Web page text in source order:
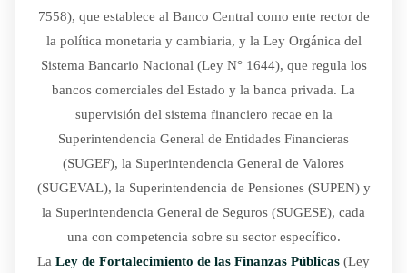
7558), que establece al Banco Central como ente rector de
la política monetaria y cambiaria, y la Ley Orgánica del
Sistema Bancario Nacional (Ley N° 1644), que regula los
bancos comerciales del Estado y la banca privada. La
supervisión del sistema financiero recae en la
Superintendencia General de Entidades Financieras
(SUGEF), la Superintendencia General de Valores
(SUGEVAL), la Superintendencia de Pensiones (SUPEN) y
la Superintendencia General de Seguros (SUGESE), cada
una con competencia sobre su sector específico.
La Ley de Fortalecimiento de las Finanzas Públicas (Ley